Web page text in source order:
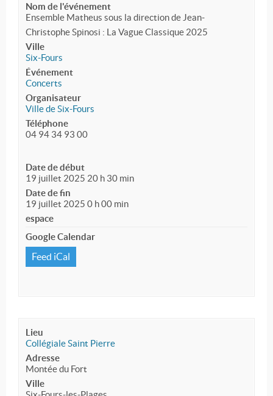
Nom de l'événement
Ensemble Matheus sous la direction de Jean-
Christophe Spinosi : La Vague Classique 2025
Ville
Six-Fours
Événement
Concerts
Organisateur
Ville de Six-Fours
Téléphone
04 94 34 93 00
Date de début
19 juillet 2025 20 h 30 min
Date de fin
19 juillet 2025 0 h 00 min
espace
Google Calendar
Feed iCal
Lieu
Collégiale Saint Pierre
Adresse
Montée du Fort
Ville